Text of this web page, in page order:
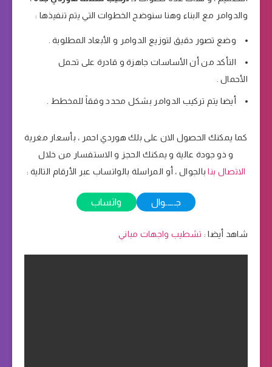
والدوامر مع البناء وهنا سنوضح الخطوات التي يتم تنفيذها :
وضع تصور دقيق لتوزيع الدوامر و الأبعاد المطلوبة .
التأكد من أن الأساسات جاهزة و قادرة على تحمل
الأحمال .
أيضا يتم تركيب الدوامر بشكل محدد وفقاً للمخطط .
كما يمكنك الحصول الان على بلك هوردي احمر ، بأسعار مغرية
و ذو جودة عالية و يمكنك الحجز و الاستفسار من خلال
الاتصال بنابالجوال ، أو المراسلة بالواتساب عبر الأرقام التالية :
جـــــوال واتساب
شاهد أيضا : تشطيب واجهات مباني